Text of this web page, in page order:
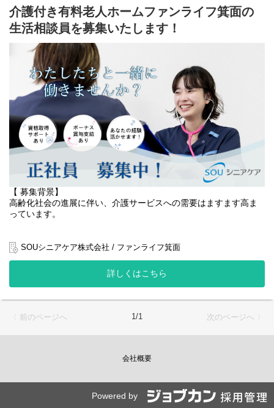
【具体的な仕事内容】
・ご利用者様の日常生活に関する相談援助業務
・ご家族との連絡調整・面談実施
・介護スタッフとの連携・情報共有
・利用開始・終了に関する手続き業務
・デイサービス内イベント・レクリエーションの企画・運営
・行政機関・医療機関との連絡調整
入居者様やご家族との信頼関係を築き、心からの笑顔と安心を提
供するために、私たちと一緒に働きませんか？
【役割】
生活相談員として、入居者様やご家族の相談窓口を担当していた
だきます。
・入居者様の状況を把握し、ニーズに合ったケアプラン作成
・ご家族との面談・相談対応
・介護スタッフとの連携・情報共有
・行政機関や医療機関との連絡調整
・レクリエーション企画・運営
・入退居手続き対応
入居者様が安心して快適な生活を送れるよう、きめ細やかなサポ
ートと信頼関係の構築が大切です。
また、介護スタッフと協力し、チーム全体で質の高い介護サービ
ス提供に貢献してください！
将来的には施設運営の中核メンバーとして活躍いただくことを期
【仕事内容】
・入居者様の日常生活に関する相談援助業務
・ケアプランの作成・実施・モニタリング
・ご家族との連絡調整・面談実施
・施設内イベントの企画・運営
介護付き有料老人ホームファンライフ箕面の
生活相談員を募集いたします！
【 募集背景】
高齢化社会の進展に伴い、介護サービスへの需要はますます高ま
っています。
増加しており、より質の高いサービス提供体制の構築が急務とな
っています。
入居者様一人ひとりの生活を支え、ご家族にも安心していただけ
るよう、きめ細やかなケアを心がけています。
に募集いたします。
供するために、私たちと一緒に働きませんか？
SOUシニアケア株式会社 / ファンライフ箕面
詳しくはこちら
〈 前のページへ 1/1 次のページへ 〉
会社概要
Powered by